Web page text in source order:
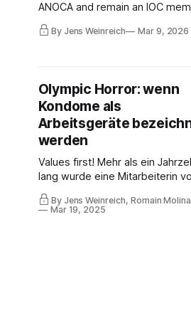
ANOCA and remain an IOC
despite his history of scandals
allegations of corruption has
sexual harassment are being
again in the ANOCA sphere.
By Jens Weinreich Mar 9, 2026
Olympic Horror: wenn
Kondome als
Arbeitsgeräte
werden
Values first! Mehr als ein
lang wurde eine Mitarbeiterin
mehreren IOC-Mitgliedern
bedrängt. Offenbar kein
By Jens Weinreich, Romain Molina
Mar 19, 2025